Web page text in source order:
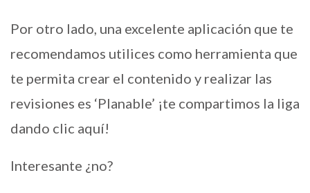
Por otro lado, una excelente aplicación que te
recomendamos utilices como herramienta que
te permita crear el contenido y realizar las
revisiones es ‘Planable’ ¡te compartimos la liga
dando clic aquí!
Interesante ¿no?